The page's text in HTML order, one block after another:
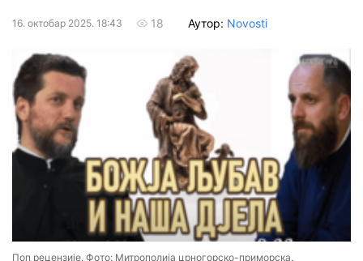
16. октобар 2025. 18:43 18 Аутор: Novosti
Поп рецензије. Фото: Митрополија црногорско-приморска.